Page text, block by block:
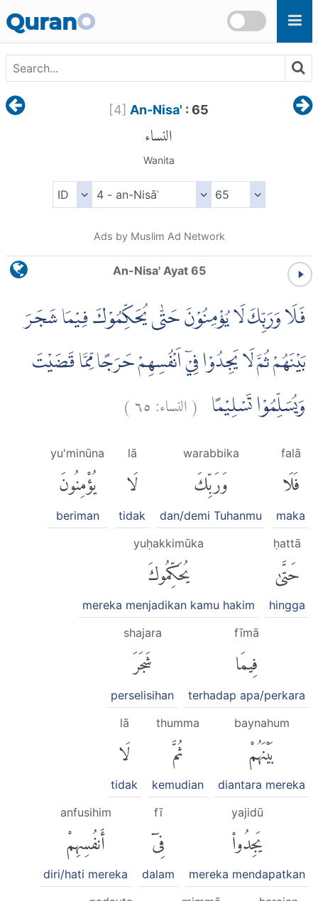
QuranO
[4] An-Nisa' : 65
النساء
Wanita
Ads by Muslim Ad Network
An-Nisa' Ayat 65
فَلَا وَرَبِّكَ لَا يُؤْمِنُوْنَ حَتّٰى يُحَكِّمُوْكَ فِيْمَا شَجَرَ
بَيْنَهُمْ ثُمَّ لَا يَجِدُوْا فِيْٓ اَنْفُسِهِمْ حَرَجًا مِّمَّا قَضَيْتَ
وَيُسَلِّمُوْا تَسْلِيْمًا (النساء:٦٥)
falā
فَلَا
maka
warabbika
وَرَبِّكَ
dan/demi Tuhanmu
lā
لَا
tidak
yu'minūna
يُؤْمِنُونَ
beriman
ḥattā
حَتَّىٰ
hingga
yuḥakkimūka
يُحَكِّمُوكَ
mereka menjadikan kamu hakim
fīmā
فِيمَا
terhadap apa/perkara
shajara
شَجَرَ
perselisihan
baynahum
بَيْنَهُمْ
diantara mereka
thumma
ثُمَّ
kemudian
lā
لَا
tidak
yajidū
يَجِدُوا۟
mereka mendapatkan
fī
فِىٓ
dalam
anfusihim
أَنفُسِهِمْ
diri/hati mereka